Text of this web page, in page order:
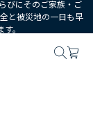
びにそのご家族・ご
と被災地の一日も早
。